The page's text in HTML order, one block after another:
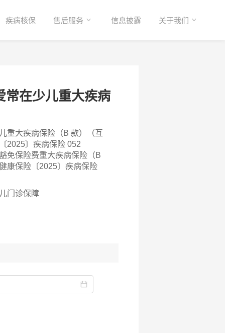
疾病核保 售后服务 信息披露 关于我们
常在少儿重大疾病
重大疾病保险（B 款）（互
2025〕疾病保险 052
免保险费重大疾病保险（B
康保险〔2025〕疾病保险
门诊保障